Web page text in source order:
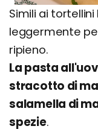
Simili ai
leggermente
ripieno.
La pasta
stracotto di
salamella di
spezie.